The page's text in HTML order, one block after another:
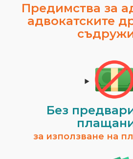
Предимства за
адвокатските
Без
за използване на